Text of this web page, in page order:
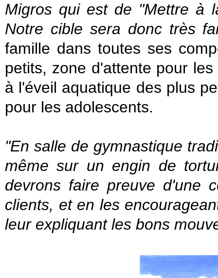
Migros qui est de "Mettre à
Notre cible sera donc très
famille dans toutes ses
petits, zone d'attente pour
à l'éveil aquatique des plus
pour les adolescents.
"En salle de gymnastique
même sur un engin de
devrons faire preuve d'une
clients, et en les
leur expliquant les bons